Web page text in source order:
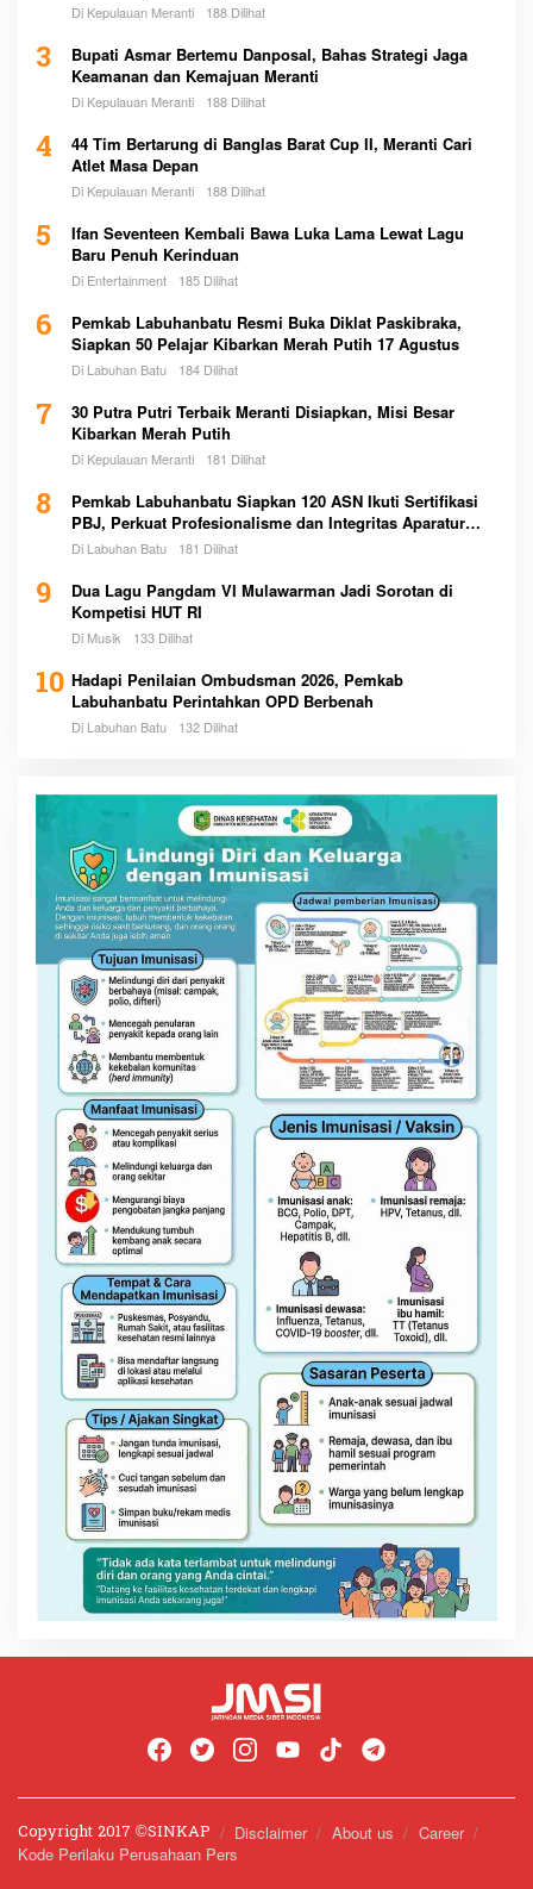
Di Kepulauan Meranti 188 Dilihat
3
Bupati Asmar Bertemu Danposal, Bahas Strategi Jaga
Keamanan dan Kemajuan Meranti
Di Kepulauan Meranti 188 Dilihat
4
44 Tim Bertarung di Banglas Barat Cup II, Meranti Cari
Atlet Masa Depan
Di Kepulauan Meranti 188 Dilihat
5
Ifan Seventeen Kembali Bawa Luka Lama Lewat Lagu
Baru Penuh Kerinduan
Di Entertainment 185 Dilihat
6
Pemkab Labuhanbatu Resmi Buka Diklat Paskibraka,
Siapkan 50 Pelajar Kibarkan Merah Putih 17 Agustus
Di Labuhan Batu 184 Dilihat
7
30 Putra Putri Terbaik Meranti Disiapkan, Misi Besar
Kibarkan Merah Putih
Di Kepulauan Meranti 181 Dilihat
8
Pemkab Labuhanbatu Siapkan 120 ASN Ikuti Sertifikasi
PBJ, Perkuat Profesionalisme dan Integritas Aparatur
Pemerintah
Di Labuhan Batu 181 Dilihat
9
Dua Lagu Pangdam VI Mulawarman Jadi Sorotan di
Kompetisi HUT RI
Di Musik 133 Dilihat
10 Hadapi Penilaian Ombudsman 2026, Pemkab
Labuhanbatu Perintahkan OPD Berbenah
Di Labuhan Batu 132 Dilihat
Copyright 2017 ©️SINKAP Disclaimer About us
Career
Kode Perilaku Perusahaan Pers